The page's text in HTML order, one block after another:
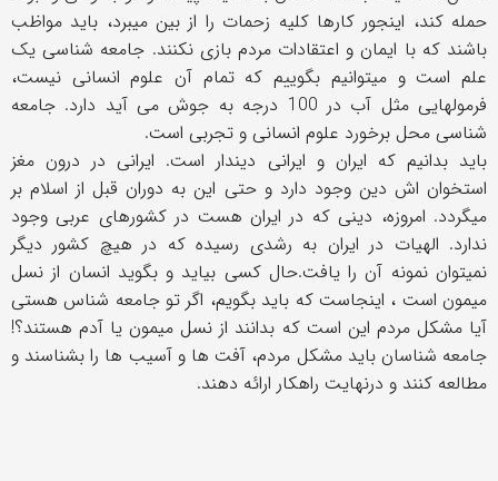
حمله کند، اینجور کارها کلیه زحمات را از بین میبرد، باید مواظب
باشند که با ایمان و اعتقادات مردم بازی نکنند. جامعه شناسی یک
علم است و میتوانیم بگوییم که تمام آن علوم انسانی نیست،
فرمولهایی مثل آب در 100 درجه به جوش می آید دارد. جامعه
شناسی محل برخورد علوم انسانی و تجربی است.
باید بدانیم که ایران و ایرانی دیندار است. ایرانی در درون مغز
استخوان اش دین وجود دارد و حتی این به دوران قبل از اسلام بر
میگردد. امروزه، دینی که در ایران هست در کشورهای عربی وجود
ندارد. الهیات در ایران به رشدی رسیده که در هیچ کشور دیگر
نمیتوان نمونه آن را یافت.حال کسی بیاید و بگوید انسان از نسل
میمون است ، اینجاست که باید بگویم، اگر تو جامعه شناس هستی
آیا مشکل مردم این است که بدانند از نسل میمون یا آدم هستند؟!
جامعه شناسان باید مشکل مردم، آفت ها و آسیب ها را بشناسند و
مطالعه کنند و درنهایت راهکار ارائه دهند.